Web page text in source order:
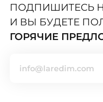
ПОДПИШИТЕСЬ
И ВЫ БУДЕТЕ
ГОРЯЧИЕ